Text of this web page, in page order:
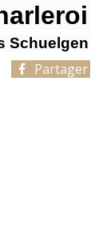
Schuelgen
Partager